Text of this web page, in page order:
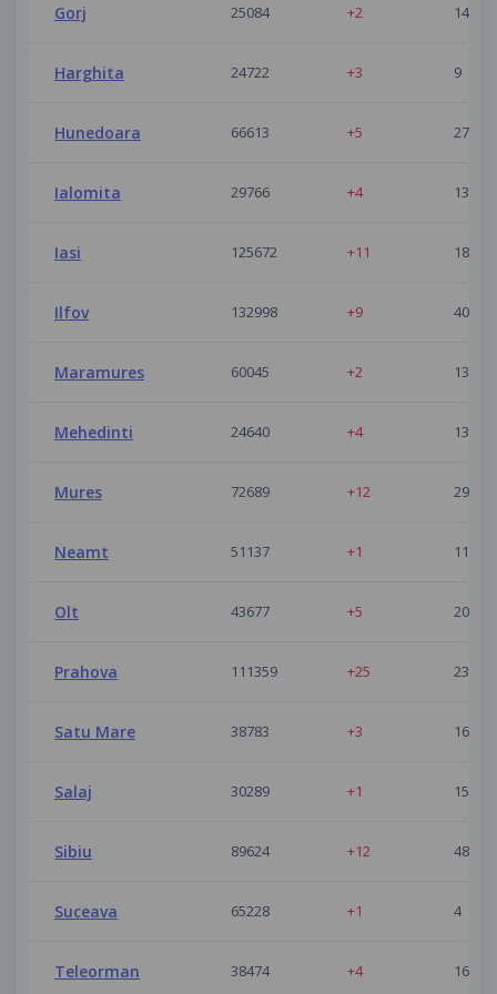
Gorj 25084 +2 14
Harghita 24722 +3 9
Hunedoara 66613 +5 27
Ialomita 29766 +4 13
Iasi 125672 +11 18
Ilfov 132998 +9 40
Maramures 60045 +2 13
Mehedinti 24640 +4 13
Mures 72689 +12 29
Neamt 51137 +1 11
Olt 43677 +5 20
Prahova 111359 +25 23
Satu Mare 38783 +3 16
Salaj 30289 +1 15
Sibiu 89624 +12 48
Suceava 65228 +1 4
Teleorman 38474 +4 16